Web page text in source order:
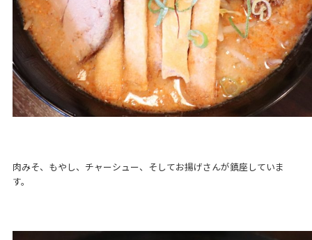
肉みそ、もやし、チャーシュー、そしてお揚げさんが鎮座していま
す。